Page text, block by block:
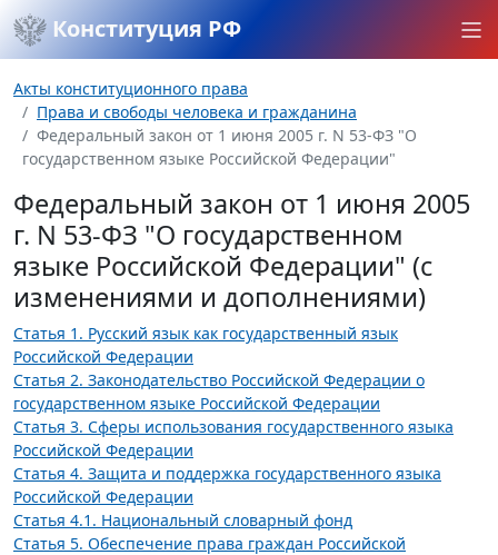
Конституция РФ
Акты конституционного права
Права и свободы человека и гражданина
Федеральный закон от 1 июня 2005 г. N 53-ФЗ "О
государственном языке Российской Федерации"
Федеральный закон от 1 июня 2005
г. N 53-ФЗ "О государственном
языке Российской Федерации" (с
изменениями и дополнениями)
Статья 1. Русский язык как государственный язык
Российской Федерации
Статья 2. Законодательство Российской Федерации о
государственном языке Российской Федерации
Статья 3. Сферы использования государственного языка
Российской Федерации
Статья 4. Защита и поддержка государственного языка
Российской Федерации
Статья 4.1. Национальный словарный фонд
Статья 5. Обеспечение права граждан Российской